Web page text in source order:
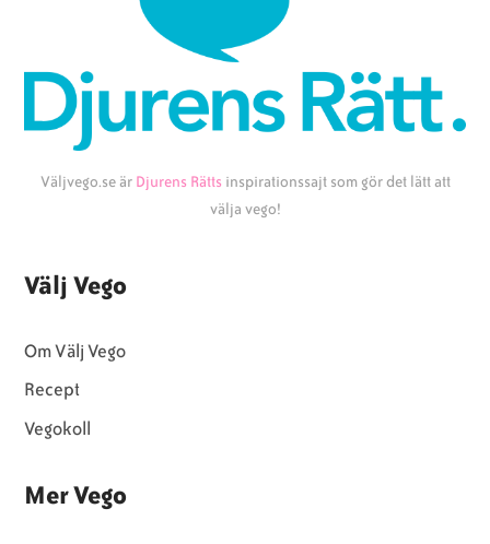
Väljvego.se är Djurens Rätts inspirationssajt som gör det lätt att
välja vego!
Välj Vego
Om Välj Vego
Recept
Vegokoll
Mer Vego